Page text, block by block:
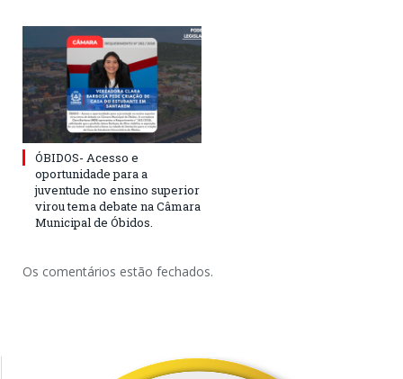
ÓBIDOS- Acesso e
oportunidade para a
juventude no ensino superior
virou tema debate na Câmara
Municipal de Óbidos.
Os comentários estão fechados.